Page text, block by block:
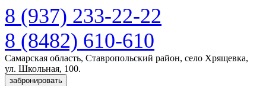
8 (937) 233-22-22
8 (8482) 610-610
Самарская область, Ставропольский район, село Хрящевка,
ул. Школьная, 100.
забронировать